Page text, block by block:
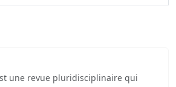
une revue pluridisciplinaire qui